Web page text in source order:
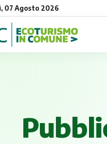
07 Agosto 2026